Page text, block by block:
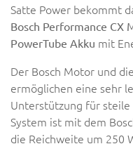
Satte Power bekommt
Bosch Performance CX
PowerTube Akku mit
Der Bosch Motor und
ermöglichen eine sehr
Unterstützung für
System ist mit dem
die Reichweite um 250